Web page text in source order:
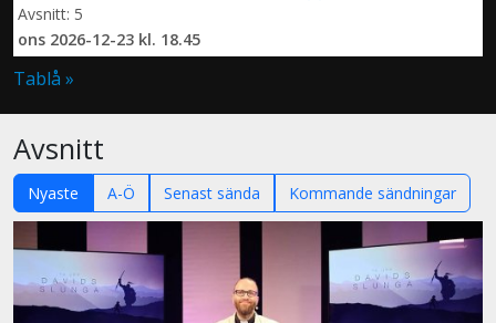
Avsnitt: 5
ons 2026-12-23 kl. 18.45
Tablå »
Avsnitt
Nyaste A-Ö Senast sända Kommande sändningar